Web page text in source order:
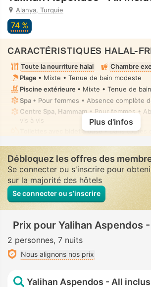
Alanya, Turquie
74 %
CARACTÉRISTIQUES HALAL-
Toute la nourriture halal
Chambre
Plage • Mixte • Tenue de bain modeste
Piscine extérieure • Mixte • Tenue de
Spa • Pour femmes • Absence complète
Centre Spa, Hammam• Pour femmes •
vis à vis
Toilettes avec bidet à buse• Dans toutes
Plus d'infos
Débloquez les offres des
Se connecter ou s'inscrire pour
sur la majorité des hôtels
Se connecter ou s’inscrire
Prix pour Yalihan Aspendos
2 personnes 7 nuits
Nous alignons nos prix
Yalihan Aspendos - All